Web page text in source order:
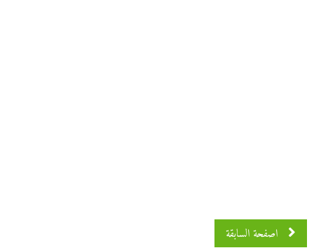
اصفحة السابقة